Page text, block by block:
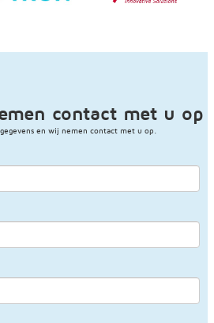
contact met u op
en wij nemen contact met u op.